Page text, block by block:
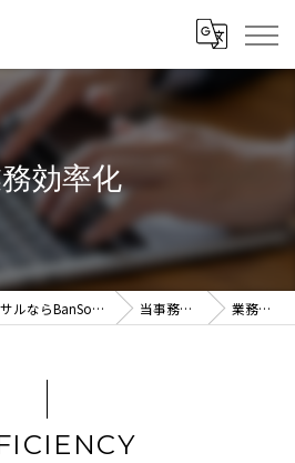
効率化
京都府京都市の経営コンサルならBanSol 谷口純一公認会計士事務所 当事務所の特徴 業務効率化